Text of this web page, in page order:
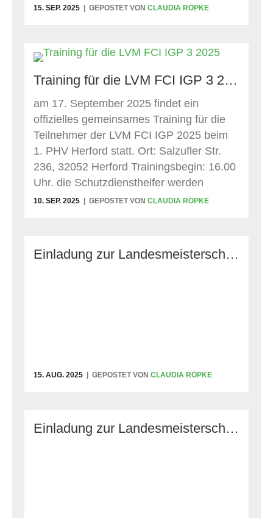
Gutowski mit Nero aus dem Fürstentum
Crazy Freestylers Caleesi
15. SEP. 2025 GEPOSTET VON CLAUDIA RÖPKE
Training für die LVM FCI IGP 3 2025
am 17. September 2025 findet ein
offizielles gemeinsames Training für die
Teilnehmer der LVM FCI IGP 2025 beim
1. PHV Herford statt. Ort: Salzufler Str.
236, 32052 Herford Trainingsbegin: 16.00
Uhr. die Schutzdiensthelfer werden
anwesend sein: Dimosdennis Kotikas
10. SEP. 2025 GEPOSTET VON CLAUDIA RÖPKE
Einladung zur Landesmeisterschaft FCI IFH 3
15. AUG. 2025 GEPOSTET VON CLAUDIA RÖPKE
Einladung zur Landesmeisterschaft FCI IGP 3